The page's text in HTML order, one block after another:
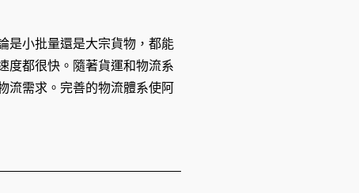
是小批量還是大宗貨物，都能
度都很快。隨著貨運和物流系
流需求。完善的物流體系使阿